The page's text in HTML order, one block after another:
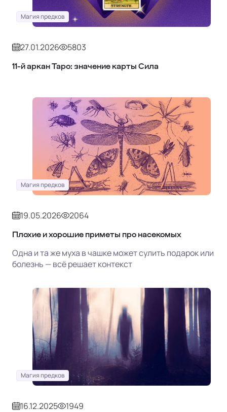
Магия предков
27.01.2026 5803
11‑й аркан Таро: значение карты Сила
Магия предков
19.05.2026 2064
Плохие и хорошие приметы про насекомых
Одна и та же муха в чашке может сулить подарок или
болезнь — всё решает контекст
Магия предков
16.12.2025 1949